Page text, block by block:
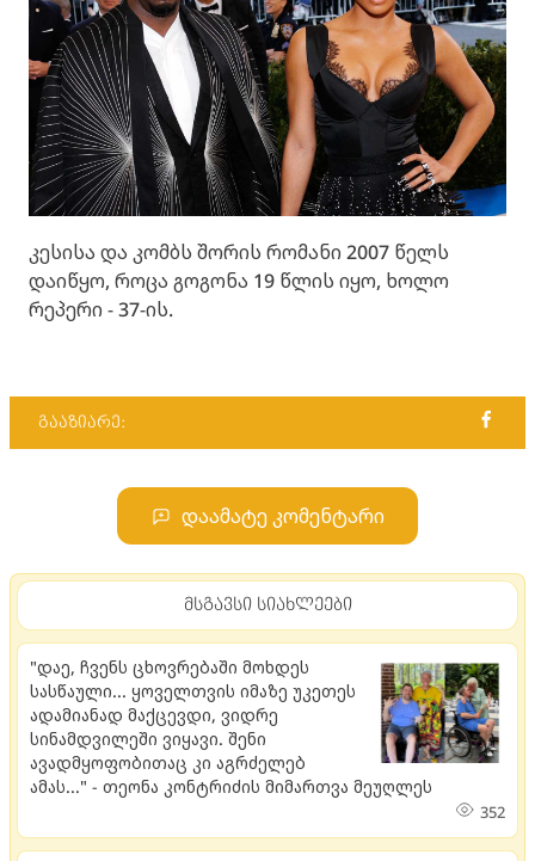
კესისა და კომბს შორის რომანი 2007 წელს
დაიწყო, როცა გოგონა 19 წლის იყო, ხოლო
რეპერი - 37-ის.
გააზიარე:
დაამატე კომენტარი
მსგავსი სიახლეები
"დაე, ჩვენს ცხოვრებაში მოხდეს
სასწაული... ყოველთვის იმაზე უკეთეს
ადამიანად მაქცევდი, ვიდრე
სინამდვილეში ვიყავი. შენი
ავადმყოფობითაც კი აგრძელებ
ამას..." - თეონა კონტრიძის მიმართვა მეუღლეს
352